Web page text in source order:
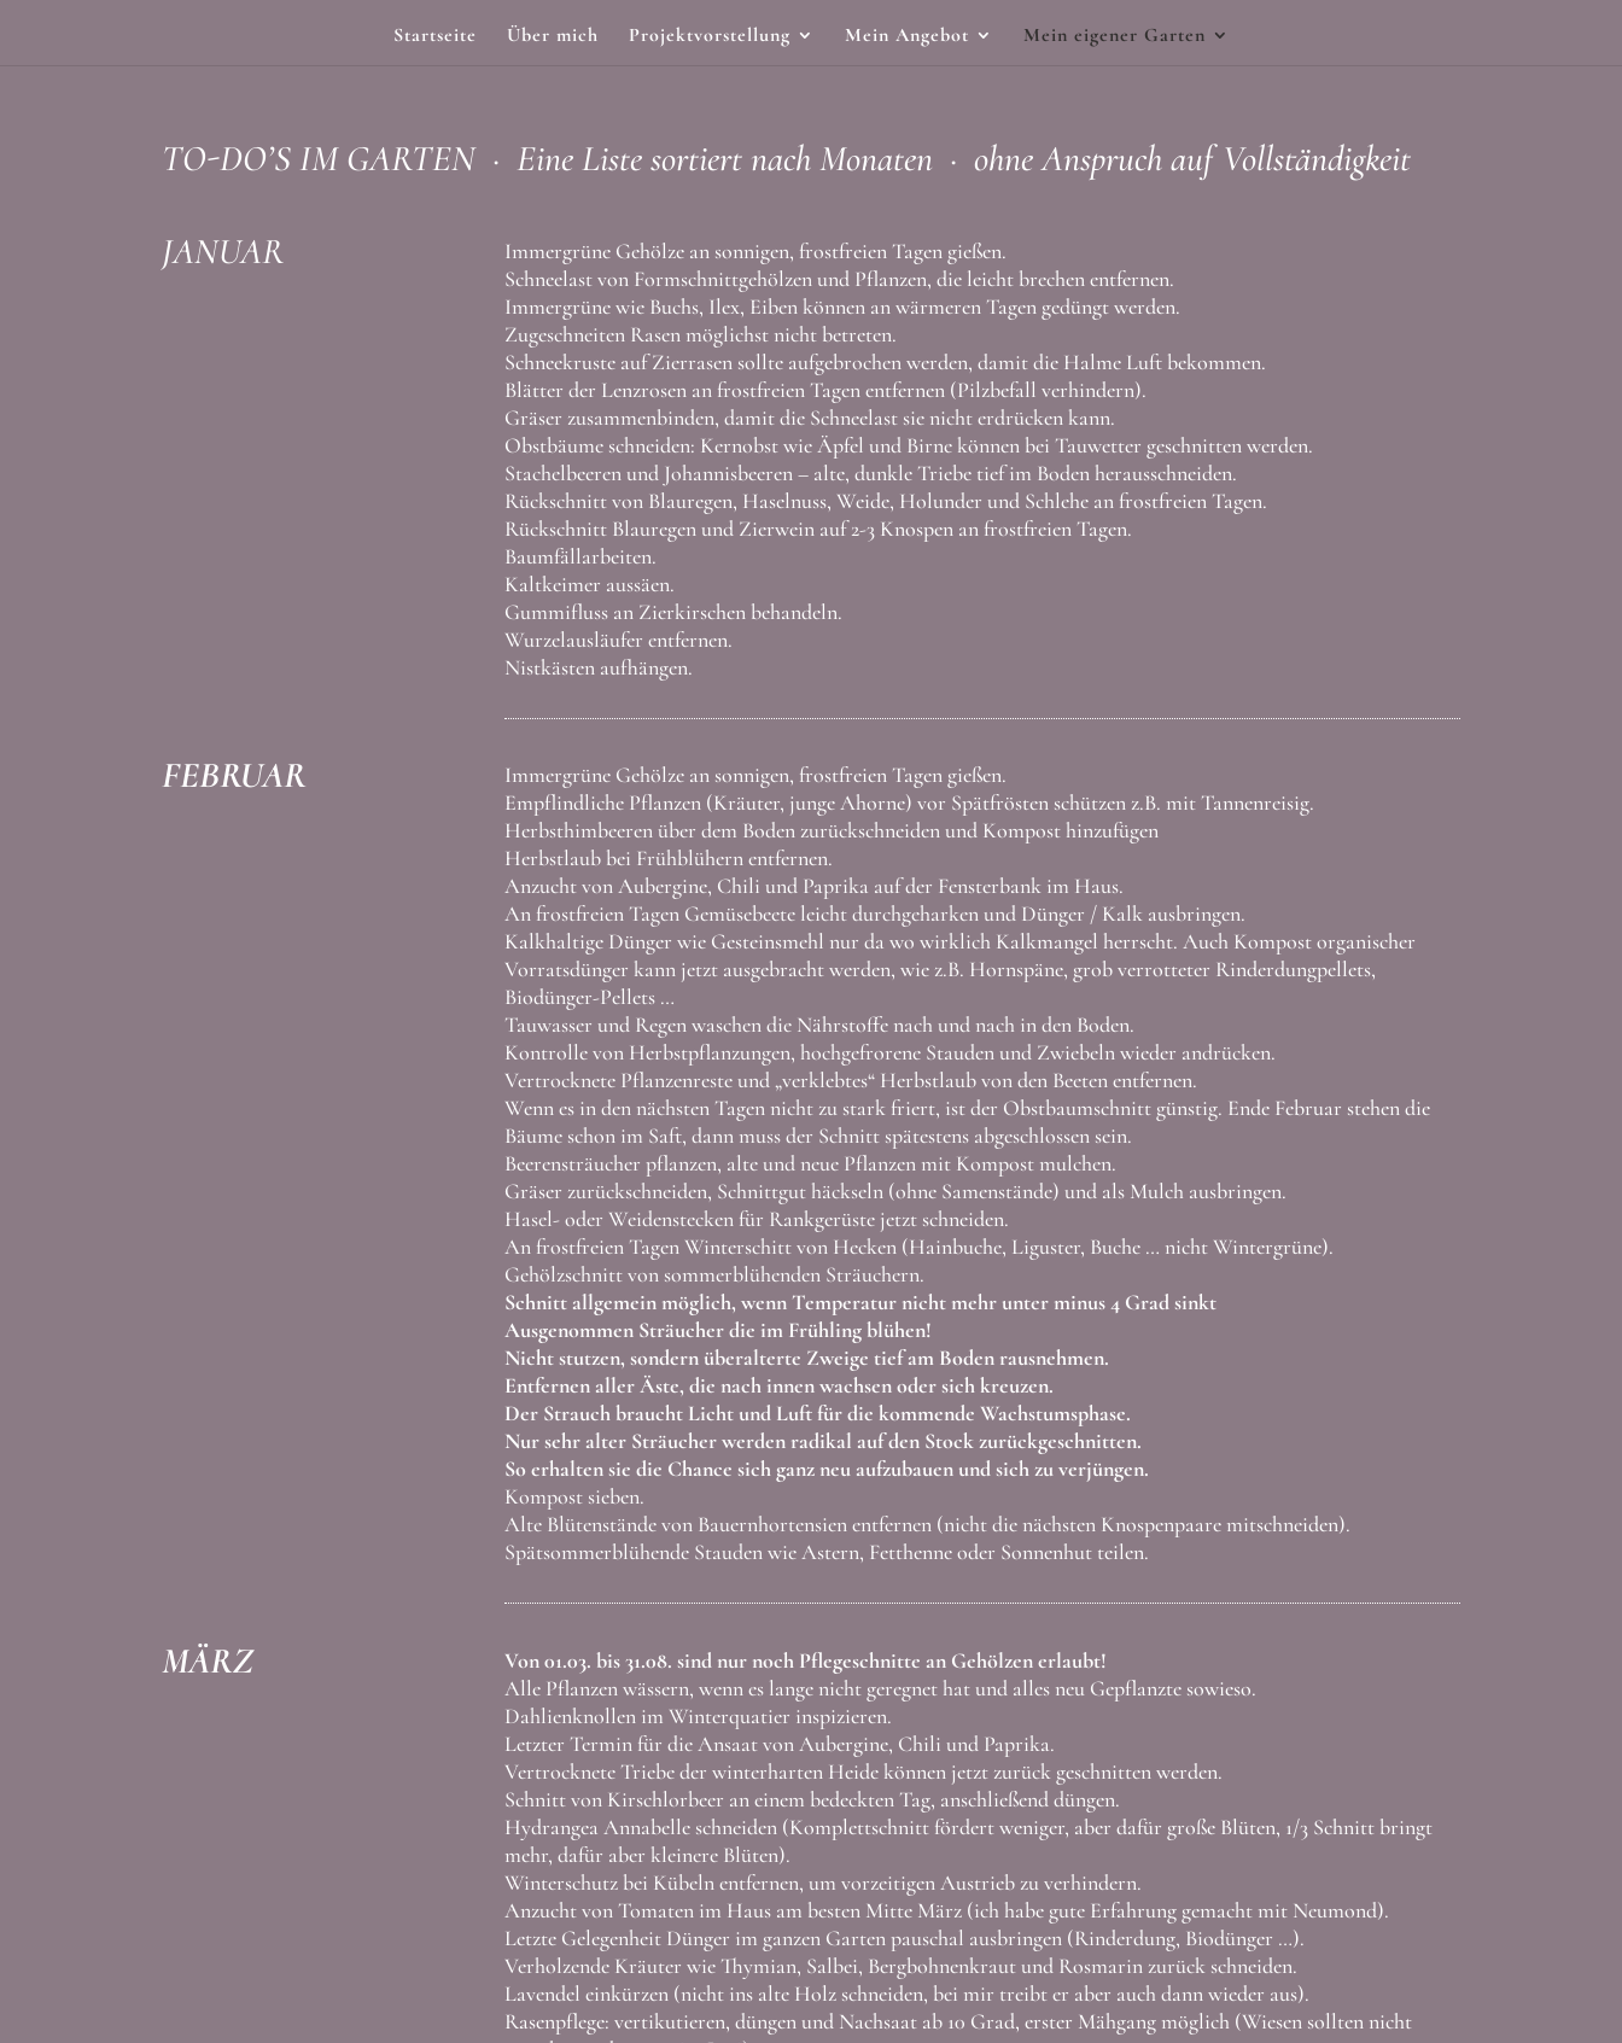
Startseite Über mich Projektvorstellung Mein Angebot Mein eigener Garten
TO-DO’S IM GARTEN · Eine Liste sortiert nach Monaten · ohne Anspruch auf Vollständigkeit
JANUAR
Immergrüne Gehölze an sonnigen, frostfreien Tagen gießen.
Schneelast von Formschnittgehölzen und Pflanzen, die leicht brechen entfernen.
Immergrüne wie Buchs, Ilex, Eiben können an wärmeren Tagen gedüngt werden.
Zugeschneiten Rasen möglichst nicht betreten.
Schneekruste auf Zierrasen sollte aufgebrochen werden, damit die Halme Luft bekommen.
Blätter der Lenzrosen an frostfreien Tagen entfernen (Pilzbefall verhindern).
Gräser zusammenbinden, damit die Schneelast sie nicht erdrücken kann.
Obstbäume schneiden: Kernobst wie Äpfel und Birne können bei Tauwetter geschnitten werden.
Stachelbeeren und Johannisbeeren – alte, dunkle Triebe tief im Boden herausschneiden.
Rückschnitt von Blauregen, Haselnuss, Weide, Holunder und Schlehe an frostfreien Tagen.
Rückschnitt Blauregen und Zierwein auf 2-3 Knospen an frostfreien Tagen.
Baumfällarbeiten.
Kaltkeimer aussäen.
Gummifluss an Zierkirschen behandeln.
Wurzelausläufer entfernen.
Nistkästen aufhängen.
FEBRUAR
Immergrüne Gehölze an sonnigen, frostfreien Tagen gießen.
Empflindliche Pflanzen (Kräuter, junge Ahorne) vor Spätfrösten schützen z.B. mit Tannenreisig.
Herbsthimbeeren über dem Boden zurückschneiden und Kompost hinzufügen
Herbstlaub bei Frühblühern entfernen.
Anzucht von Aubergine, Chili und Paprika auf der Fensterbank im Haus.
An frostfreien Tagen Gemüsebeete leicht durchgeharken und Dünger / Kalk ausbringen.
Kalkhaltige Dünger wie Gesteinsmehl nur da wo wirklich Kalkmangel herrscht. Auch Kompost organischer
Vorratsdünger kann jetzt ausgebracht werden, wie z.B. Hornspäne, grob verrotteter Rinderdungpellets,
Biodünger-Pellets …
Tauwasser und Regen waschen die Nährstoffe nach und nach in den Boden.
Kontrolle von Herbstpflanzungen, hochgefrorene Stauden und Zwiebeln wieder andrücken.
Vertrocknete Pflanzenreste und „verklebtes“ Herbstlaub von den Beeten entfernen.
Wenn es in den nächsten Tagen nicht zu stark friert, ist der Obstbaumschnitt günstig. Ende Februar stehen die
Bäume schon im Saft, dann muss der Schnitt spätestens abgeschlossen sein.
Beerensträucher pflanzen, alte und neue Pflanzen mit Kompost mulchen.
Gräser zurückschneiden, Schnittgut häckseln (ohne Samenstände) und als Mulch ausbringen.
Hasel- oder Weidenstecken für Rankgerüste jetzt schneiden.
An frostfreien Tagen Winterschitt von Hecken (Hainbuche, Liguster, Buche … nicht Wintergrüne).
Gehölzschnitt von sommerblühenden Sträuchern.
Schnitt allgemein möglich, wenn Temperatur nicht mehr unter minus 4 Grad sinkt
Ausgenommen Sträucher die im Frühling blühen!
Nicht stutzen, sondern überalterte Zweige tief am Boden rausnehmen.
Entfernen aller Äste, die nach innen wachsen oder sich kreuzen.
Der Strauch braucht Licht und Luft für die kommende Wachstumsphase.
Nur sehr alter Sträucher werden radikal auf den Stock zurückgeschnitten.
So erhalten sie die Chance sich ganz neu aufzubauen und sich zu verjüngen.
Kompost sieben.
Alte Blütenstände von Bauernhortensien entfernen (nicht die nächsten Knospenpaare mitschneiden).
Spätsommerblühende Stauden wie Astern, Fetthenne oder Sonnenhut teilen.
MÄRZ
Von 01.03. bis 31.08. sind nur noch Pflegeschnitte an Gehölzen erlaubt!
Alle Pflanzen wässern, wenn es lange nicht geregnet hat und alles neu Gepflanzte sowieso.
Dahlienknollen im Winterquatier inspizieren.
Letzter Termin für die Ansaat von Aubergine, Chili und Paprika.
Vertrocknete Triebe der winterharten Heide können jetzt zurück geschnitten werden.
Schnitt von Kirschlorbeer an einem bedeckten Tag, anschließend düngen.
Hydrangea Annabelle schneiden (Komplettschnitt fördert weniger, aber dafür große Blüten, 1/3 Schnitt bringt
mehr, dafür aber kleinere Blüten).
Winterschutz bei Kübeln entfernen, um vorzeitigen Austrieb zu verhindern.
Anzucht von Tomaten im Haus am besten Mitte März (ich habe gute Erfahrung gemacht mit Neumond).
Letzte Gelegenheit Dünger im ganzen Garten pauschal ausbringen (Rinderdung, Biodünger …).
Verholzende Kräuter wie Thymian, Salbei, Bergbohnenkraut und Rosmarin zurück schneiden.
Lavendel einkürzen (nicht ins alte Holz schneiden, bei mir treibt er aber auch dann wieder aus).
Rasenpflege: vertikutieren, düngen und Nachsaat ab 10 Grad, erster Mähgang möglich (Wiesen sollten nicht